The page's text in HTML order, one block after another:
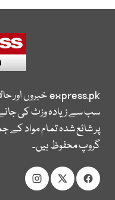
express.pkخبروں اور
سب سے زیادہ وزٹ کی
پر شائع شدہ تمام مواد
گروپ محفوظ ہیں۔